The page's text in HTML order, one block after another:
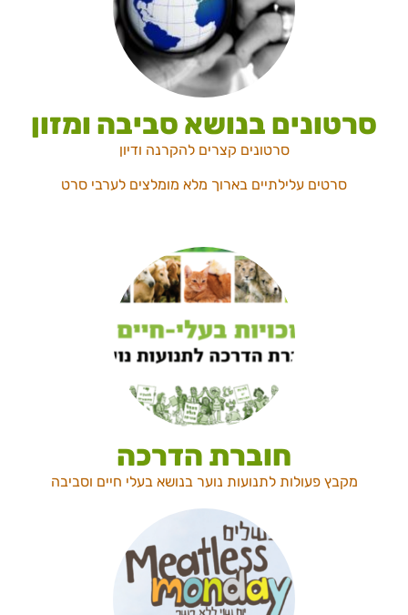
סרטונים בנושא סביבה ומזון
סרטונים קצרים להקרנה ודיון
סרטים עלילתיים בארוך מלא מומלצים לערבי סרט
חוברת הדרכה
מקבץ פעולות לתנועות נוער בנושא בעלי חיים וסביבה